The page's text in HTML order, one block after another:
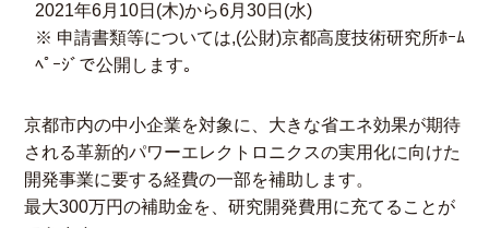
2021年6月10日(木)から6月30日(水)
※ 申請書類等については,(公財)京都高度技術研究所ﾎｰﾑ
ﾍﾟｰｼﾞで公開します｡
京都市内の中小企業を対象に、大きな省エネ効果が期待
される革新的パワーエレクトロニクスの実用化に向けた
開発事業に要する経費の一部を補助します。
最大300万円の補助金を、研究開発費用に充てることが